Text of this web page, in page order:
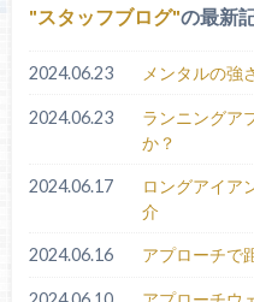
スタッフブログ の最新
2024.06.23 メンタルの強
2024.06.23
ランニングア
か？
2024.06.17
ロングアイア
介
2024.06.16 アプローチで